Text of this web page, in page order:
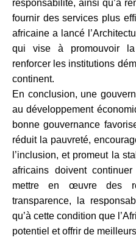
responsabilité, ainsi qu’à
fournir des services plus
africaine a lancé
qui vise à promouvoir
renforcer les institutions
continent.
En conclusion, une
au développement
bonne gouvernance
réduit la pauvreté,
l’inclusion, et promeut la
africains doivent
mettre en œuvre des
transparence, la
qu’à cette condition que
potentiel et offrir de